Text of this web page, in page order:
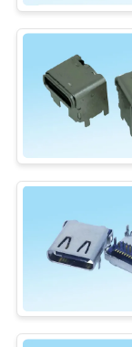
SIM-